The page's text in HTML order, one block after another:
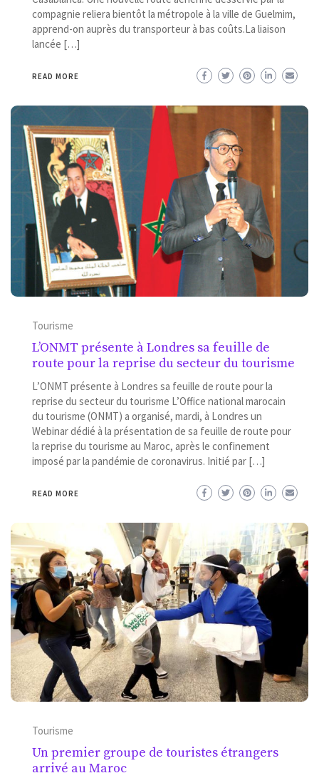
compagnie reliera bientôt la métropole à la ville de Guelmim,
apprend-on auprès du transporteur à bas coûts.La liaison
lancée […]
READ MORE
Tourisme
L’ONMT présente à Londres sa feuille de
route pour la reprise du secteur du tourisme
L’ONMT présente à Londres sa feuille de route pour la
reprise du secteur du tourisme L’Office national marocain
du tourisme (ONMT) a organisé, mardi, à Londres un
Webinar dédié à la présentation de sa feuille de route pour
la reprise du tourisme au Maroc, après le confinement
imposé par la pandémie de coronavirus. Initié par […]
READ MORE
Tourisme
Un premier groupe de touristes étrangers
arrivé au Maroc